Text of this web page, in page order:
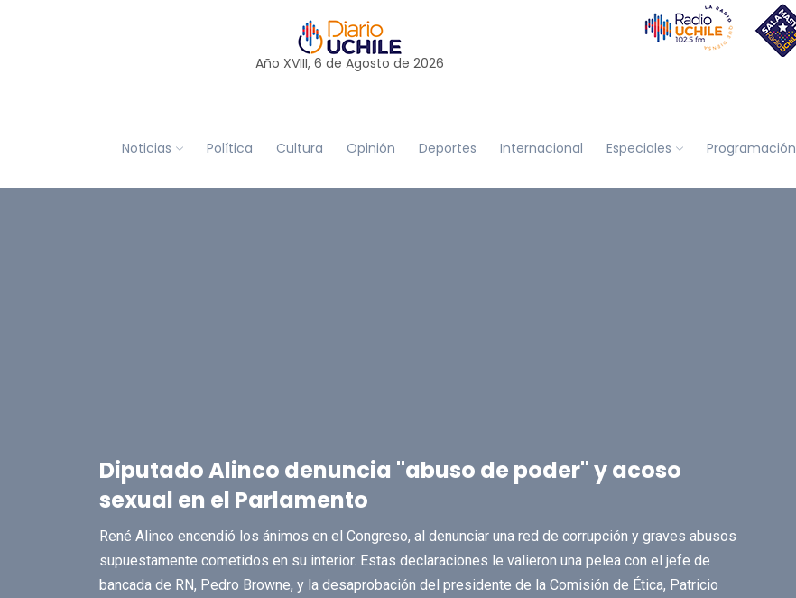
Año XVIII, 6 de Agosto de 2026
Noticias Política Cultura Opinión Deportes Internacional Especiales Programación
Diputado Alinco denuncia "abuso de poder" y acoso
sexual en el Parlamento
René Alinco encendió los ánimos en el Congreso, al denunciar una red de corrupción y graves abusos
supuestamente cometidos en su interior. Estas declaraciones le valieron una pelea con el jefe de
bancada de RN, Pedro Browne, y la desaprobación del presidente de la Comisión de Ética, Patricio